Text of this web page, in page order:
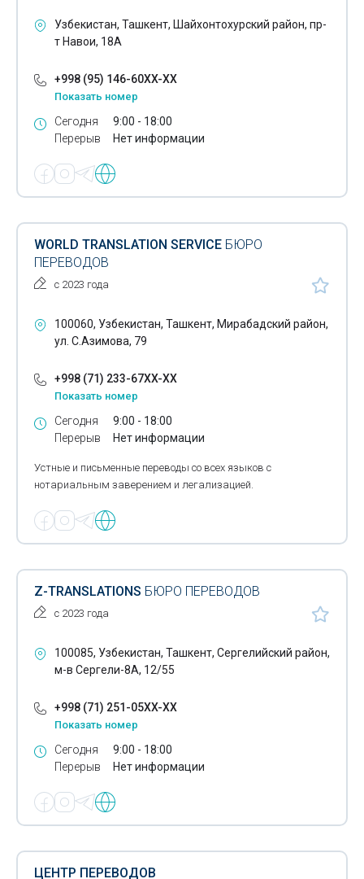
Узбекистан, Ташкент, Шайхонтохурский район, пр-
т Навои, 18А
+998 (95) 146-60XX-XX
Показать номер
Сегодня
Перерыв
9:00 - 18:00
Нет информации
WORLD TRANSLATION SERVICE БЮРО
ПЕРЕВОДОВ
с 2023 года
100060, Узбекистан, Ташкент, Мирабадский район,
ул. С.Азимова, 79
+998 (71) 233-67XX-XX
Показать номер
Сегодня
Перерыв
9:00 - 18:00
Нет информации
Устные и письменные переводы со всех языков с
нотариальным заверением и легализацией.
Z-TRANSLATIONS БЮРО ПЕРЕВОДОВ
с 2023 года
100085, Узбекистан, Ташкент, Сергелийский район,
м-в Сергели-8А, 12/55
+998 (71) 251-05XX-XX
Показать номер
Сегодня
Перерыв
9:00 - 18:00
Нет информации
ЦЕНТР ПЕРЕВОДОВ